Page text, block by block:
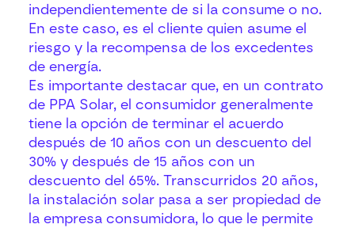
independientemente de si la consume o no.
En este caso, es el cliente quien asume el
riesgo y la recompensa de los excedentes
de energía.
Es importante destacar que, en un contrato
de PPA Solar, el consumidor generalmente
tiene la opción de terminar el acuerdo
después de 10 años con un descuento del
30% y después de 15 años con un
descuento del 65%. Transcurridos 20 años,
la instalación solar pasa a ser propiedad de
la empresa consumidora, lo que le permite